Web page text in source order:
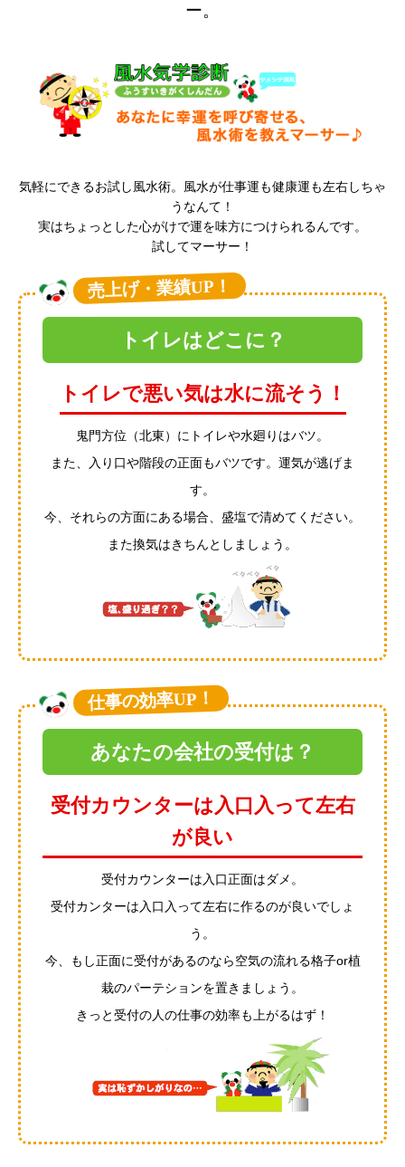
ー。
気軽にできるお試し風水術。風水が仕事運も健康運も左右しちゃ
うなんて！
実はちょっとした心がけで運を味方につけられるんです。
試してマーサー！
売上げ・業績UP！
トイレはどこに？
トイレで悪い気は水に流そう！
鬼門方位（北東）にトイレや水廻りはバツ。
また、入り口や階段の正面もバツです。運気が逃げま
す。
今、それらの方面にある場合、盛塩で清めてください。
また換気はきちんとしましょう。
仕事の効率UP！
あなたの会社の受付は？
受付カウンターは入口入って左右
が良い
受付カウンターは入口正面はダメ。
受付カンターは入口入って左右に作るのが良いでしょ
う。
今、もし正面に受付があるのなら空気の流れる格子or植
栽のパーテションを置きましょう。
きっと受付の人の仕事の効率も上がるはず！